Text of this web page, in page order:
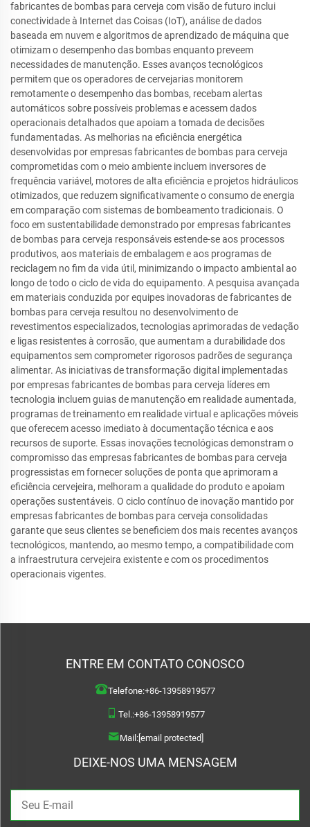
fabricantes de bombas para cerveja com visão de futuro inclui
conectividade à Internet das Coisas (IoT), análise de dados
baseada em nuvem e algoritmos de aprendizado de máquina que
otimizam o desempenho das bombas enquanto preveem
necessidades de manutenção. Esses avanços tecnológicos
permitem que os operadores de cervejarias monitorem
remotamente o desempenho das bombas, recebam alertas
automáticos sobre possíveis problemas e acessem dados
operacionais detalhados que apoiam a tomada de decisões
fundamentadas. As melhorias na eficiência energética
desenvolvidas por empresas fabricantes de bombas para cerveja
comprometidas com o meio ambiente incluem inversores de
frequência variável, motores de alta eficiência e projetos hidráulicos
otimizados, que reduzem significativamente o consumo de energia
em comparação com sistemas de bombeamento tradicionais. O
foco em sustentabilidade demonstrado por empresas fabricantes
de bombas para cerveja responsáveis estende-se aos processos
produtivos, aos materiais de embalagem e aos programas de
reciclagem no fim da vida útil, minimizando o impacto ambiental ao
longo de todo o ciclo de vida do equipamento. A pesquisa avançada
em materiais conduzida por equipes inovadoras de fabricantes de
bombas para cerveja resultou no desenvolvimento de
revestimentos especializados, tecnologias aprimoradas de vedação
e ligas resistentes à corrosão, que aumentam a durabilidade dos
equipamentos sem comprometer rigorosos padrões de segurança
alimentar. As iniciativas de transformação digital implementadas
por empresas fabricantes de bombas para cerveja líderes em
tecnologia incluem guias de manutenção em realidade aumentada,
programas de treinamento em realidade virtual e aplicações móveis
que oferecem acesso imediato à documentação técnica e aos
recursos de suporte. Essas inovações tecnológicas demonstram o
compromisso das empresas fabricantes de bombas para cerveja
progressistas em fornecer soluções de ponta que aprimoram a
eficiência cervejeira, melhoram a qualidade do produto e apoiam
operações sustentáveis. O ciclo contínuo de inovação mantido por
empresas fabricantes de bombas para cerveja consolidadas
garante que seus clientes se beneficiem dos mais recentes avanços
tecnológicos, mantendo, ao mesmo tempo, a compatibilidade com
a infraestrutura cervejeira existente e com os procedimentos
operacionais vigentes.
ENTRE EM CONTATO CONOSCO
Telefone:+86-13958919577
Tel.:+86-13958919577
Mail:[email protected]
DEIXE-NOS UMA MENSAGEM